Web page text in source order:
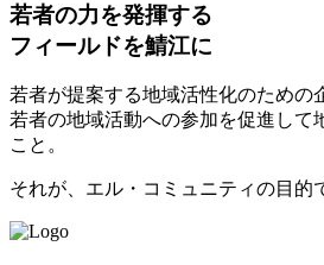
若者の力を発揮する
フィールドを鯖江に
若者が提案する地域活性化のための
若者の地域活動への参加を促進して
こと。
それが、エル・コミュニティの目的